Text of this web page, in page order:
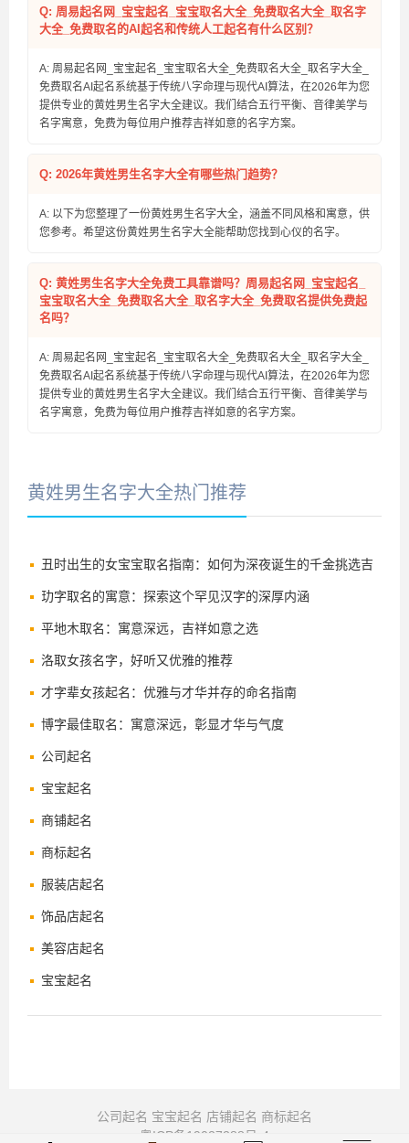
Q: 周易起名网_宝宝起名_宝宝取名大全_免费取名大全_取名字
大全_免费取名的AI起名和传统人工起名有什么区别？
A: 周易起名网_宝宝起名_宝宝取名大全_免费取名大全_取名字大全_
免费取名AI起名系统基于传统八字命理与现代AI算法，在2026年为您
提供专业的黄姓男生名字大全建议。我们结合五行平衡、音律美学与
名字寓意，免费为每位用户推荐吉祥如意的名字方案。
Q: 2026年黄姓男生名字大全有哪些热门趋势？
A: 以下为您整理了一份黄姓男生名字大全，涵盖不同风格和寓意，供
您参考。希望这份黄姓男生名字大全能帮助您找到心仪的名字。
Q: 黄姓男生名字大全免费工具靠谱吗？周易起名网_宝宝起名_
宝宝取名大全_免费取名大全_取名字大全_免费取名提供免费起
名吗？
A: 周易起名网_宝宝起名_宝宝取名大全_免费取名大全_取名字大全_
免费取名AI起名系统基于传统八字命理与现代AI算法，在2026年为您
提供专业的黄姓男生名字大全建议。我们结合五行平衡、音律美学与
名字寓意，免费为每位用户推荐吉祥如意的名字方案。
黄姓男生名字大全热门推荐
丑时出生的女宝宝取名指南：如何为深夜诞生的千金挑选吉
祥好名
玏字取名的寓意：探索这个罕见汉字的深厚内涵
平地木取名：寓意深远，吉祥如意之选
洛取女孩名字，好听又优雅的推荐
才字辈女孩起名：优雅与才华并存的命名指南
博字最佳取名：寓意深远，彰显才华与气度
公司起名
宝宝起名
商铺起名
商标起名
服装店起名
饰品店起名
美容店起名
宝宝起名
公司起名 宝宝起名 店铺起名 商标起名
粤ICP备19027288号-4